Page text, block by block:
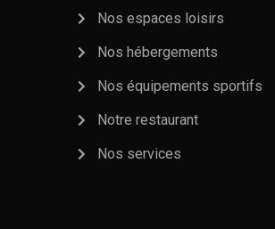
Nos espaces loisirs
Nos hébergements
Nos équipements sportifs
Notre restaurant
Nos services